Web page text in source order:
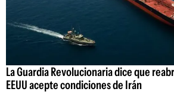
La Guardia Revolucionaria dice que
EEUU acepte condiciones de Irán